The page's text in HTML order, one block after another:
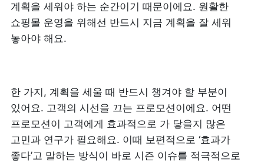
계획을 세워야 하는 순간이기 때문이에요. 원활한
쇼핑몰 운영을 위해선 반드시 지금 계획을 잘 세워
놓아야 해요.
한 가지, 계획을 세울 때 반드시 챙겨야 할 부분이
있어요. 고객의 시선을 끄는 프로모션이에요. 어떤
프로모션이 고객에게 효과적으로 가 닿을지 많은
고민과 연구가 필요해요. 이때 보편적으로 ‘효과가
좋다’고 말하는 방식이 바로 시즌 이슈를 적극적으로